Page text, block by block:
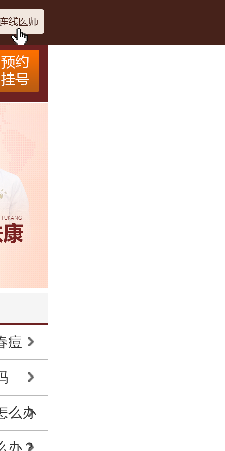
痘
么办
办？